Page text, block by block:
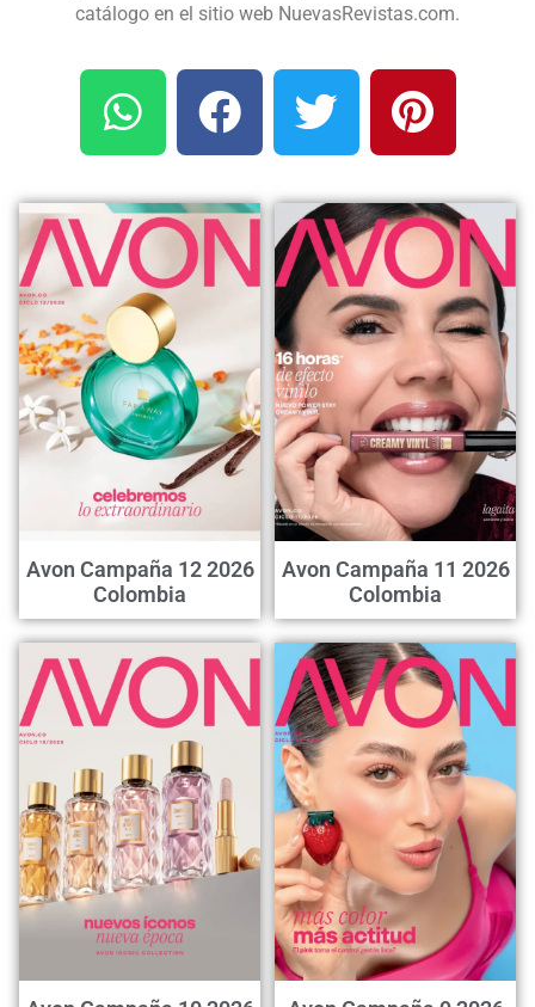
catálogo en el sitio web NuevasRevistas.com.
Avon Campaña 12 2026
Colombia
Avon Campaña 11 2026
Colombia